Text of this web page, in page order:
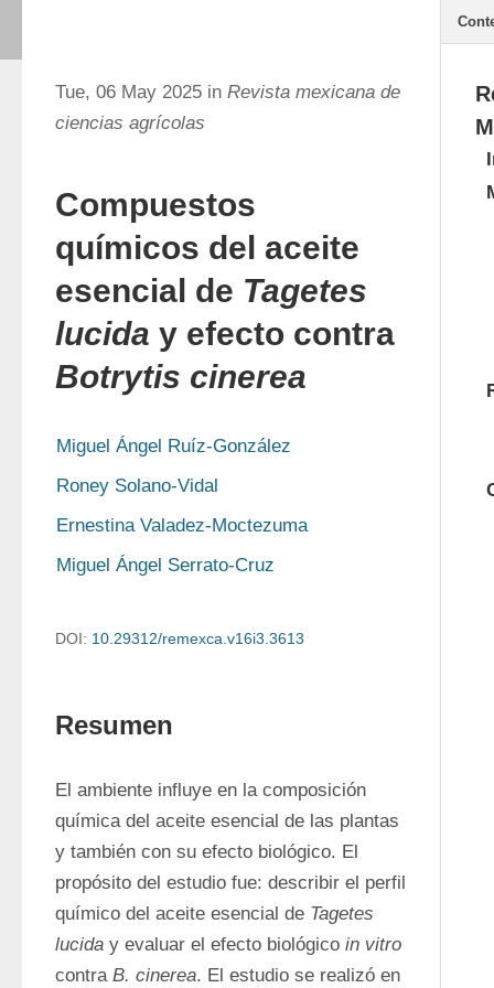
Tue, 06 May 2025 in Revista mexicana de
ciencias agrícolas
Compuestos
químicos del aceite
esencial de Tagetes
lucida y efecto contra
Botrytis cinerea
Miguel Ángel Ruíz-González
Roney Solano-Vidal
Ernestina Valadez-Moctezuma
Miguel Ángel Serrato-Cruz
DOI: 10.29312/remexca.v16i3.3613
Resumen
El ambiente influye en la composición
química del aceite esencial de las plantas
y también con su efecto biológico. El
propósito del estudio fue: describir el perfil
químico del aceite esencial de Tagetes
lucida y evaluar el efecto biológico in vitro
contra B. cinerea. El estudio se realizó en